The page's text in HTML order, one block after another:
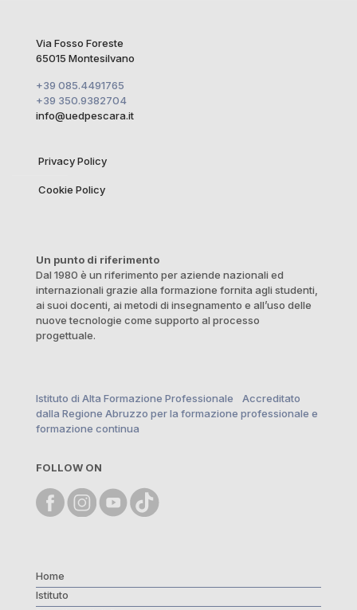
Via Fosso Foreste
65015 Montesilvano
+39 085.4491765
+39 350.9382704
info@uedpescara.it
Privacy Policy
Cookie Policy
Un punto di riferimento
Dal 1980 è un riferimento per aziende nazionali ed
internazionali grazie alla formazione fornita agli studenti,
ai suoi docenti, ai metodi di insegnamento e all’uso delle
nuove tecnologie come supporto al processo
progettuale.
Istituto di Alta Formazione Professionale Accreditato
dalla Regione Abruzzo per la formazione professionale e
formazione continua
FOLLOW ON
Home
Istituto